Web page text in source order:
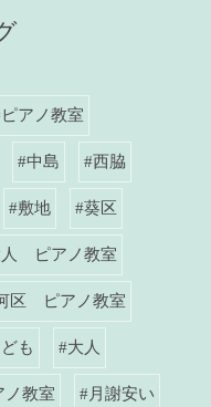
アノ教室
#中島 #西脇
#敷地 #葵区
人 ピアノ教室
区 ピアノ教室
も #大人
ノ教室 #月謝安い